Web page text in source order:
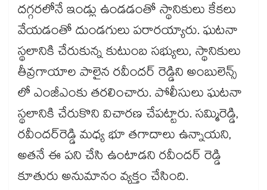
దగ్గరలోనే ఇండ్లు ఉండడంతో స్థానికులు కేకలు
వేయడంతో దుండగులు పరారయ్యారు. ఘటనా
స్థలానికి చేరుకున్న కుటుంబ సభ్యులు, స్థానికులు
తీవ్రగాయాల పాలైన రవీందర్ రెడ్డిని అంబులెన్స్
లో ఎంజీఎంకు తరలించారు. పోలీసులు ఘటనా
స్థలానికి చేరుకొని విచారణ చేపట్టారు. సమ్మిరెడ్డి,
రవీందర్​రెడ్డి మధ్య భూ తగాదాలు ఉన్నాయని,
అతనే ఈ పని చేసి ఉంటాడని రవీందర్​ రెడ్డి
కూతురు అనుమానం వ్యక్తం చేసింది.